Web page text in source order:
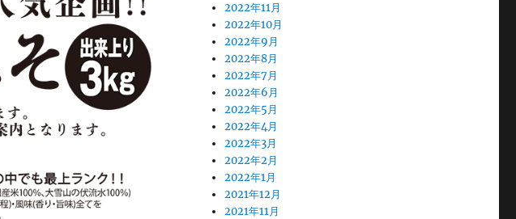
2022年11月
2022年10月
2022年9月
2022年8月
2022年7月
2022年6月
2022年5月
2022年4月
2022年3月
2022年2月
2022年1月
2021年12月
2021年11月